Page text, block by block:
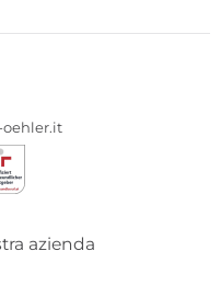
oehler.it
azienda